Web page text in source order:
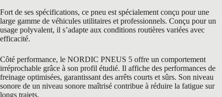
Fort de ses spécifications, ce pneu est spécialement conçu pour une
large gamme de véhicules utilitaires et professionnels. Conçu pour un
usage polyvalent, il s’adapte aux conditions routières variées avec
efficacité.
Côté performance, le NORDIC PNEUS 5 offre un comportement
irréprochable grâce à son profil étudié. Il affiche des performances de
freinage optimisées, garantissant des arrêts courts et sûrs. Son niveau
sonore de un niveau sonore maîtrisé contribue à réduire la fatigue sur
longs trajets.